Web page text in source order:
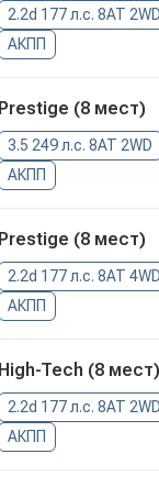
2.2d 177 л.с. 8AT 2WD
АКПП
Prestige (8 мест)
3.5 249 л.с. 8AT 2WD
АКПП
Prestige (8 мест)
2.2d 177 л.с. 8AT 4WD
АКПП
High-Tech (8 мест)
2.2d 177 л.с. 8AT 2WD
АКПП